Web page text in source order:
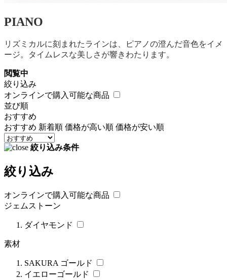
PIANO
リズミカルに刻まれたラインは、ピアノの澄んだ音色をイメ
ージ。タイムレスな美しさが響きわたります。
閲覧中
絞り込み
オンラインで購入可能な商品
並び順
おすすめ
おすすめ 新着順 価格が高い順 価格が安い順
絞り込み条件
絞り込み
オンラインで購入可能な商品
ジェムストーン
ダイヤモンド
素材
SAKURA ゴールド
イエローゴールド